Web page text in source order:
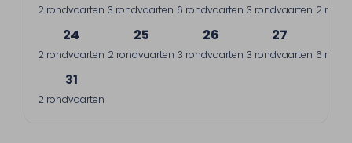
2 rondvaarten 3 rondvaarten 6 rondvaarten 3 rondvaarten 2
24
2 rondvaarten
25
2 rondvaarten
26
3 rondvaarten
27
3 rondvaarten 6
31
2 rondvaarten